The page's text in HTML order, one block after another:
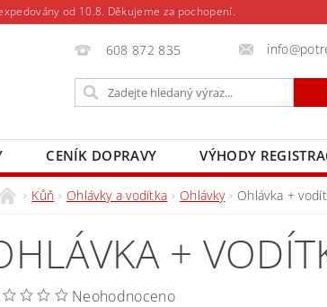
od 10.8. Děkujeme za pochopení.
608 872 835
CENÍK DOPRAVY VÝHODY
Kůň Ohlávky a vodítka Ohlávky Ohlávka +
+
Neohodnoceno